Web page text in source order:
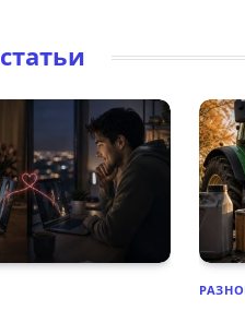
статьи